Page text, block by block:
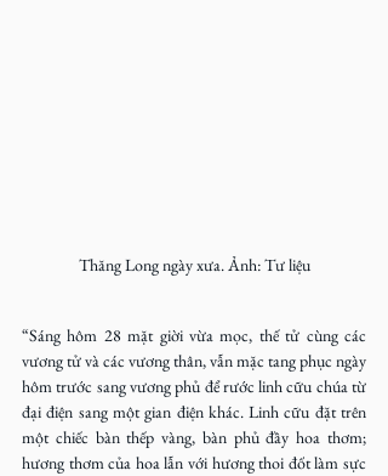
Thăng Long ngày xưa. Ảnh: Tư liệu
“Sáng hôm 28 mặt giời vừa mọc, thế tử cùng các
vương tử và các vương thân, vẫn mặc tang phục ngày
hôm trước sang vương phủ để rước linh cữu chúa từ
đại điện sang một gian điện khác. Linh cữu đặt trên
một chiếc bàn thếp vàng, bàn phủ đầy hoa thơm;
hương thơm của hoa lẫn với hương thoi đốt làm sực